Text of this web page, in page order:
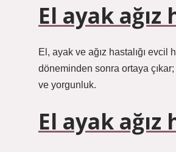
El ayak
El, ayak ve ağız hastalığı
döneminden sonra ortaya
ve yorgunluk.
El ayak ağız